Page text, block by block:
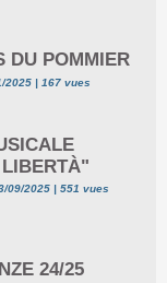
DU POMMIER
2025 | 167 vues
09/2025 | 551 vues
24/25